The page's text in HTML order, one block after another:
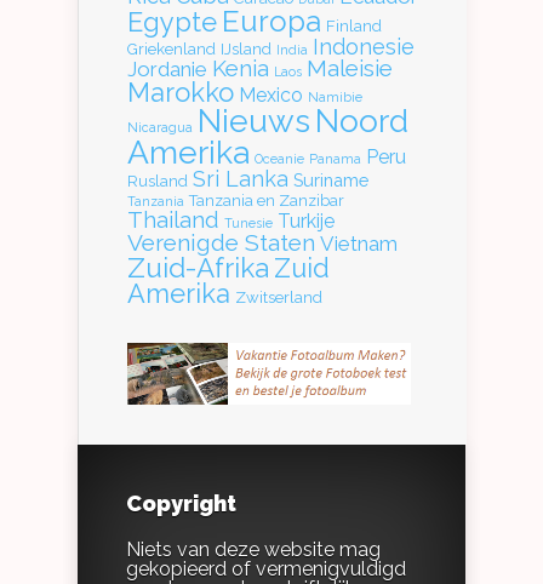
Egypte Europa Finland
Griekenland IJsland India Indonesie
Jordanie Kenia Laos Maleisie
Marokko Mexico Namibie
Nicaragua Nieuws Noord
Amerika Oceanie Panama Peru
Rusland Sri Lanka Suriname
Tanzania Tanzania en Zanzibar
Thailand Tunesie Turkije
Verenigde Staten Vietnam
Zuid-Afrika Zuid
Amerika Zwitserland
Copyright
Niets van deze website mag
gekopieerd of vermenigvuldigd